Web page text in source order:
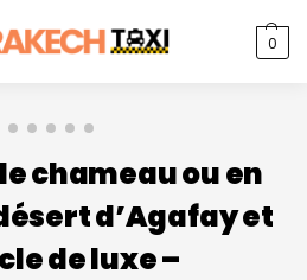
0
chameau ou en
d’Agafay et
de luxe –